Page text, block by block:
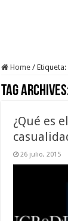
Home / Etiqueta:
Tag
¿Qué es
26 julio, 2015